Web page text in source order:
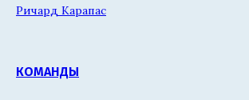
Ричард Карапас
КОМАНДЫ